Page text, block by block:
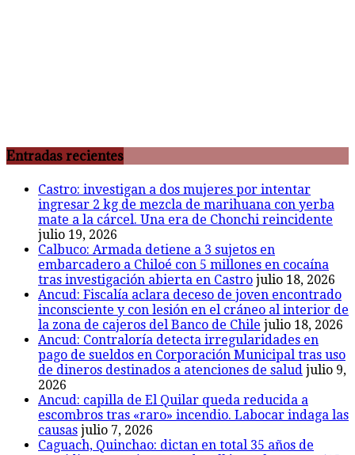
Entradas recientes
Castro: investigan a dos mujeres por intentar
ingresar 2 kg de mezcla de marihuana con yerba
mate a la cárcel. Una era de Chonchi reincidente
julio 19, 2026
Calbuco: Armada detiene a 3 sujetos en
embarcadero a Chiloé con 5 millones en cocaína
tras investigación abierta en Castro julio 18, 2026
Ancud: Fiscalía aclara deceso de joven encontrado
inconsciente y con lesión en el cráneo al interior de
la zona de cajeros del Banco de Chile julio 18, 2026
Ancud: Contraloría detecta irregularidades en
pago de sueldos en Corporación Municipal tras uso
de dineros destinados a atenciones de salud julio 9,
2026
Ancud: capilla de El Quilar queda reducida a
escombros tras «raro» incendio. Labocar indaga las
causas julio 7, 2026
Caguach, Quinchao: dictan en total 35 años de